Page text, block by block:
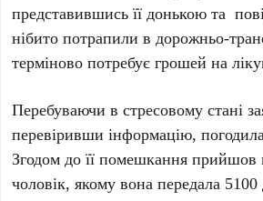
представившись її донькою та
нібито потрапили в дорожньо-
терміново потребує грошей на
Перебуваючи в стресовому стані
перевіривши інформацію,
Згодом до її помешкання прийшов
чоловік, якому вона передала